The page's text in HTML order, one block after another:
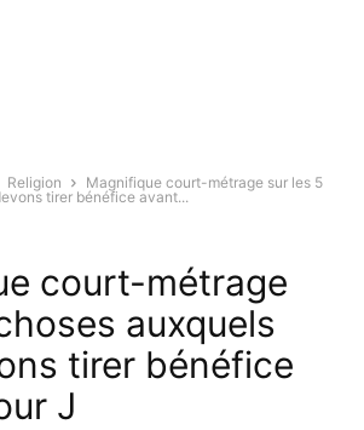
Religion
Magnifique court-métrage sur les 5
tirer bénéfice avant...
court-métrage
auxquels
tirer bénéfice
J